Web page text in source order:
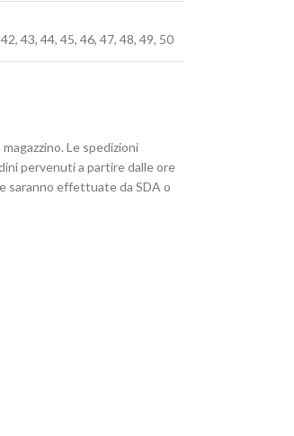
42, 43, 44, 45, 46, 47, 48, 49, 50
Le spedizioni
pervenuti a partire dalle ore
saranno effettuate da SDA o